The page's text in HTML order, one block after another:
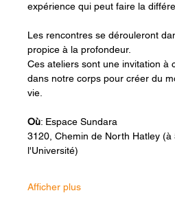
expérience qui peut faire la
Les rencontres se dérouleront
propice à la profondeur.
Ces ateliers sont une invitation à
dans notre corps pour créer du
vie.
Où: Espace Sundara
3120, Chemin de North Hatley (à
l'Université)
Afficher plus